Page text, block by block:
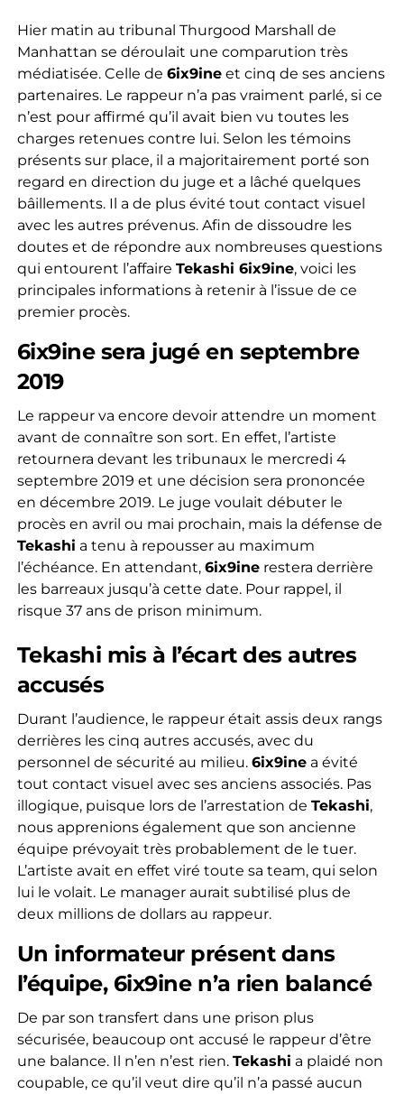
Hier matin au tribunal Thurgood Marshall de
Manhattan se déroulait une comparution très
médiatisée. Celle de 6ix9ineet cinq de ses anciens
partenaires. Le rappeur n’a pas vraiment parlé, si ce
n’est pour affirmé qu’il avait bien vu toutes les
charges retenues contre lui. Selon les témoins
présents sur place, il a majoritairement porté son
regard en direction du juge et a lâché quelques
bâillements. Il a de plus évité tout contact visuel
avec les autres prévenus. Afin de dissoudre les
doutes et de répondre aux nombreuses questions
qui entourent l’affaire Tekashi 6ix9ine, voici les
principales informations à retenir à l’issue de ce
premier procès.
6ix9ine sera jugé en septembre
2019
Le rappeur va encore devoir attendre un moment
avant de connaître son sort. En effet, l’artiste
retournera devant les tribunaux le mercredi 4
septembre 2019 et une décision sera prononcée
en décembre 2019. Le juge voulait débuter le
procès en avril ou mai prochain, mais la défense de
Tekashi a tenu à repousser au maximum
l’échéance. En attendant, 6ix9inerestera derrière
les barreaux jusqu’à cette date. Pour rappel, il
risque 37 ans de prison minimum.
Tekashi mis à l’écart des autres
accusés
Durant l’audience, le rappeur était assis deux rangs
derrières les cinq autres accusés, avec du
personnel de sécurité au milieu. 6ix9inea évité
tout contact visuel avec ses anciens associés. Pas
illogique, puisque lors de l’arrestation de Tekashi,
nous apprenions également que son ancienne
équipe prévoyait très probablement de le tuer.
L’artiste avait en effet viré toute sa team, qui selon
lui le volait. Le manager aurait subtilisé plus de
deux millions de dollars au rappeur.
Un informateur présent dans
l’équipe, 6ix9ine n’a rien balancé
De par son transfert dans une prison plus
sécurisée, beaucoup ont accusé le rappeur d’être
une balance. Il n’en n’est rien. Tekashi a plaidé non
coupable, ce qu’il veut dire qu’il n’a passé aucun